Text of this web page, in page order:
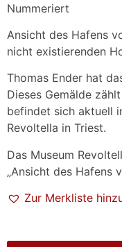
Nummeriert
Ansicht des Hafens
nicht existierenden
Thomas Ender hat
Dieses Gemälde
befindet sich aktuell
Revoltella in Triest.
Das Museum
„Ansicht des Hafens
Zur Merkliste